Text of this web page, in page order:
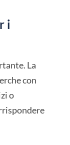
i
La
con
o